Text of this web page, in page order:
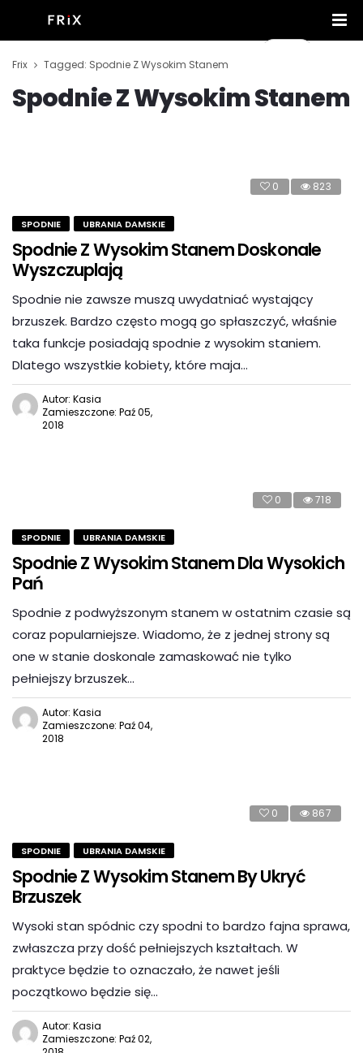
Frix Tagged: Spodnie Z Wysokim Stanem
Spodnie Z Wysokim Stanem
0 823
SPODNIE UBRANIA DAMSKIE
Spodnie Z Wysokim Stanem Doskonale
Wyszczuplają
Spodnie nie zawsze muszą uwydatniać wystający
brzuszek. Bardzo często mogą go spłaszczyć, właśnie
taka funkcje posiadają spodnie z wysokim staniem.
Dlatego wszystkie kobiety, które maja…
Autor: Kasia
Zamieszczone: Paź 05,
2018
0 718
SPODNIE UBRANIA DAMSKIE
Spodnie Z Wysokim Stanem Dla Wysokich
Pań
Spodnie z podwyższonym stanem w ostatnim czasie są
coraz popularniejsze. Wiadomo, że z jednej strony są
one w stanie doskonale zamaskować nie tylko
pełniejszy brzuszek…
Autor: Kasia
Zamieszczone: Paź 04,
2018
0 867
SPODNIE UBRANIA DAMSKIE
Spodnie Z Wysokim Stanem By Ukryć
Brzuszek
Wysoki stan spódnic czy spodni to bardzo fajna sprawa,
zwłaszcza przy dość pełniejszych kształtach. W
praktyce będzie to oznaczało, że nawet jeśli
początkowo będzie się…
Autor: Kasia
Zamieszczone: Paź 02,